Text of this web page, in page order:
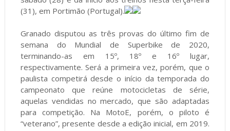
(31), em Portimão (Portugal).
Granado disputou as três provas do último fim de
semana do Mundial de Superbike de 2020,
terminando-as em 15º, 18º e 16º lugar,
respectivamente. Será a primeira vez, porém, que o
paulista competirá desde o início da temporada do
campeonato que reúne motocicletas de série,
aquelas vendidas no mercado, que são adaptadas
para competição. Na MotoE, porém, o piloto é
“veterano”, presente desde a edição inicial, em 2019.